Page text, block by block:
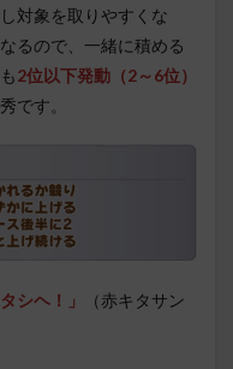
対象を取りやすくな
るので、一緒に積める
2位以下発動（2～6位）
です。
シヘ！」
（赤キタサン